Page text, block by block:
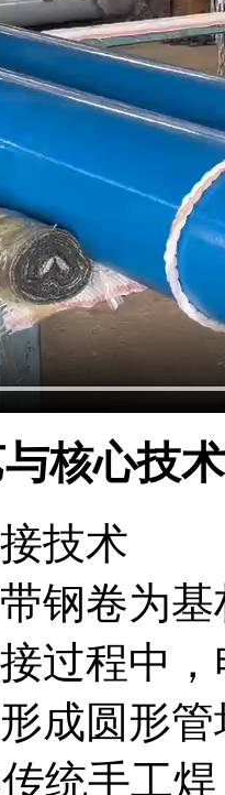
核心技术
技术
钢卷为
过程中
成圆形
统手工